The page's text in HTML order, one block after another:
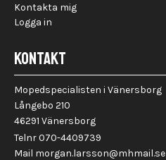
Kontakta mig
Logga in
KONTAKT
Mopedspecialisten i Vänersborg
Långebo 210
46291 Vänersborg
Telnr 070-4409739
Mail morgan.larsson@mhmail.se